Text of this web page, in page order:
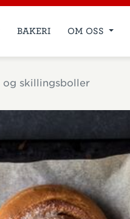
BAKERI OM OSS
og skillingsboller